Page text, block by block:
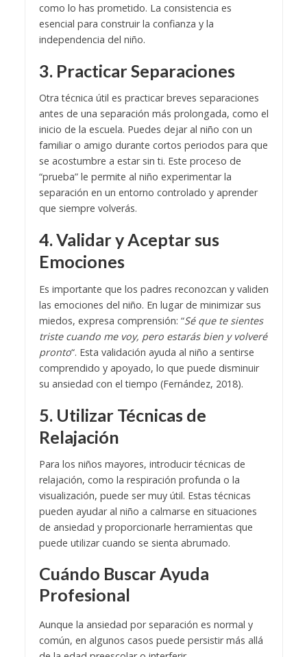
como lo has prometido. La consistencia es
esencial para construir la confianza y la
independencia del niño.
3. Practicar Separaciones
Otra técnica útil es practicar breves separaciones
antes de una separación más prolongada, como el
inicio de la escuela. Puedes dejar al niño con un
familiar o amigo durante cortos periodos para que
se acostumbre a estar sin ti. Este proceso de
“prueba” le permite al niño experimentar la
separación en un entorno controlado y aprender
que siempre volverás.
4. Validar y Aceptar sus
Emociones
Es importante que los padres reconozcan y validen
las emociones del niño. En lugar de minimizar sus
miedos, expresa comprensión: “Sé que te sientes
triste cuando me voy, pero estarás bien y volveré
pronto“. Esta validación ayuda al niño a sentirse
comprendido y apoyado, lo que puede disminuir
su ansiedad con el tiempo (Fernández, 2018).
5. Utilizar Técnicas de
Relajación
Para los niños mayores, introducir técnicas de
relajación, como la respiración profunda o la
visualización, puede ser muy útil. Estas técnicas
pueden ayudar al niño a calmarse en situaciones
de ansiedad y proporcionarle herramientas que
puede utilizar cuando se sienta abrumado.
Cuándo Buscar Ayuda
Profesional
Aunque la ansiedad por separación es normal y
común, en algunos casos puede persistir más allá